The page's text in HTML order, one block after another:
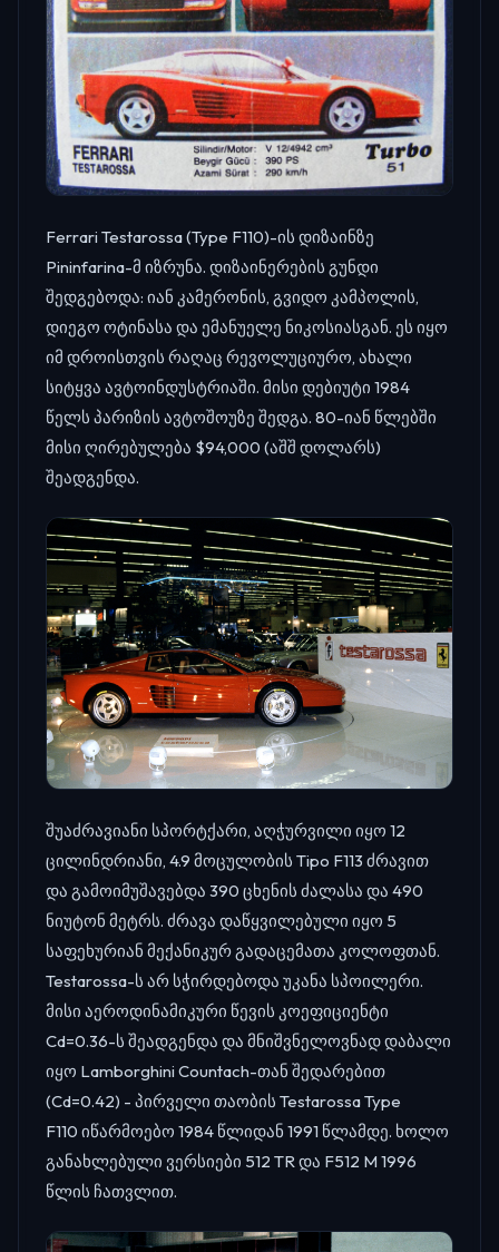
Ferrari Testarossa (Type F110)-ის დიზაინზე
Pininfarina-მ იზრუნა. დიზაინერების გუნდი
შედგებოდა: იან კამერონის, გვიდო კამპოლის,
დიეგო ოტინასა და ემანუელე ნიკოსიასგან. ეს იყო
იმ დროისთვის რაღაც რევოლუციურო, ახალი
სიტყვა ავტოინდუსტრიაში. მისი დებიუტი 1984
წელს პარიზის ავტოშოუზე შედგა. 80-იან წლებში
მისი ღირებულება $94,000 (აშშ დოლარს)
შეადგენდა.
შუაძრავიანი სპორტქარი, აღჭურვილი იყო 12
ცილინდრიანი, 4.9 მოცულობის Tipo F113 ძრავით
და გამოიმუშავებდა 390 ცხენის ძალასა და 490
ნიუტონ მეტრს. ძრავა დაწყვილებული იყო 5
საფეხურიან მექანიკურ გადაცემათა კოლოფთან.
Testarossa-ს არ სჭირდებოდა უკანა სპოილერი.
მისი აეროდინამიკური წევის კოეფიციენტი
Cd=0.36-ს შეადგენდა და მნიშვნელოვნად დაბალი
იყო Lamborghini Countach-თან შედარებით
(Cd=0.42) - პირველი თაობის Testarossa Type
F110 იწარმოებო 1984 წლიდან 1991 წლამდე. ხოლო
განახლებული ვერსიები 512 TR და F512 M 1996
წლის ჩათვლით.